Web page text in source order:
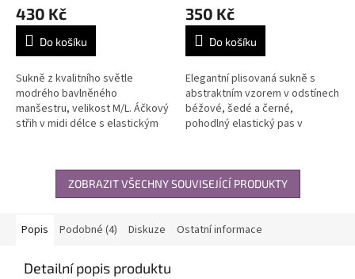
430 Kč
Do košíku
Sukně z kvalitního světle
modrého bavlněného
manšestru, velikost M/L. Áčkový
střih v midi délce s elastickým
každodenní...
350 Kč
Do košíku
Elegantní plisovaná sukně s
abstraktním vzorem v odstínech
béžové, šedé a černé,
pohodlný elastický pas v
nošení....
ZOBRAZIT VŠECHNY SOUVISEJÍCÍ PRODUKTY
Popis Podobné (4) Diskuze Ostatní informace
Detailní popis produktu